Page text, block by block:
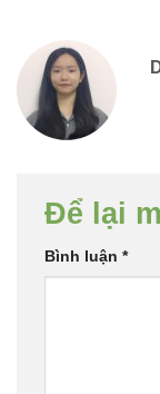
Để lại
Bình luận *